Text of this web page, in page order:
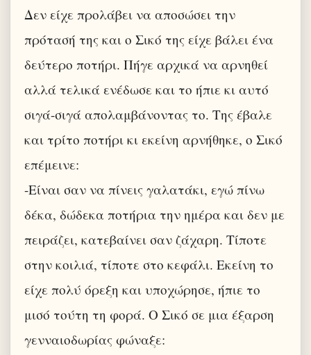
Δεν είχε προλάβει να αποσώσει την
πρότασή της και ο Σικό της είχε βάλει ένα
δεύτερο ποτήρι. Πήγε αρχικά να αρνηθεί
αλλά τελικά ενέδωσε και το ήπιε κι αυτό
σιγά-σιγά απολαμβάνοντας το. Της έβαλε
και τρίτο ποτήρι κι εκείνη αρνήθηκε, ο Σικό
επέμεινε:
-Είναι σαν να πίνεις γαλατάκι, εγώ πίνω
δέκα, δώδεκα ποτήρια την ημέρα και δεν με
πειράζει, κατεβαίνει σαν ζάχαρη. Τίποτε
στην κοιλιά, τίποτε στο κεφάλι. Εκείνη το
είχε πολύ όρεξη και υποχώρησε, ήπιε το
μισό τούτη τη φορά. Ο Σικό σε μια έξαρση
γενναιοδωρίας φώναξε: